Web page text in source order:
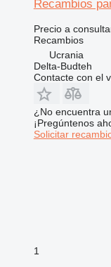
Recambios
Precio a
Recambios
Ucrania
Delta-Budteh
Contacte con el
¿No encuentra
¡Pregúntenos
Solicitar
1